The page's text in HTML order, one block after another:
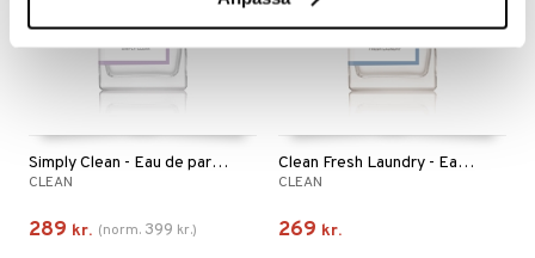
Simply Clean - Eau de parfum
CLEAN
289 kr. (norm. 399 kr.)
Clean Fresh Laundry - Eau de Parfum
CLEAN
269 kr.